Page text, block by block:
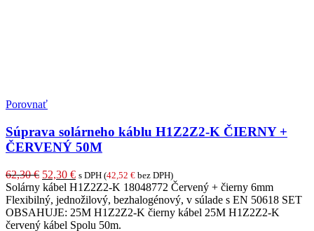
Porovnať
Súprava solárneho káblu H1Z2Z2-K ČIERNY +
ČERVENÝ 50M
62,30€ Pôvodná
cena
bola:
62,30 €.
52,30 €Aktuálna
cena
je:
52,30 €.
s DPH (42,52 € bez DPH)
Solárny kábel H1Z2Z2-K 18048772 Červený + čierny 6mm
Flexibilný, jednožilový, bezhalogénový, v súlade s EN 50618 SET
OBSAHUJE: 25M H1Z2Z2-K čierny kábel 25M H1Z2Z2-K
červený kábel Spolu 50m.